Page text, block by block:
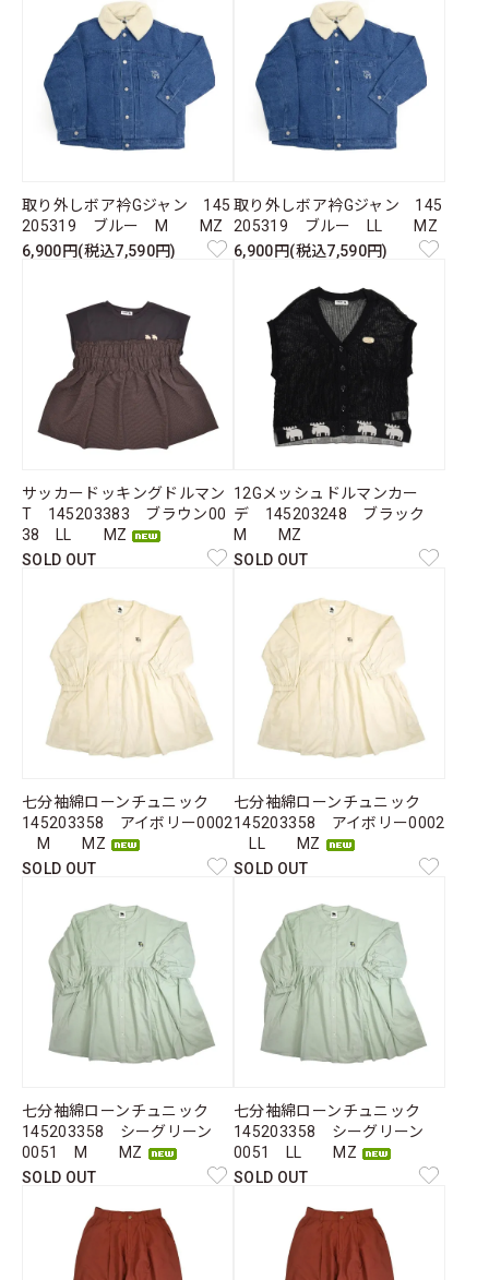
取り外しボア衿Gジャン 145
205319 ブルー M MZ
6,900円(税込7,590円)
取り外しボア衿Gジャン 145
205319 ブルー LL MZ
6,900円(税込7,590円)
サッカードッキングドルマン
T 145203383 ブラウン00
38 LL MZ
SOLD OUT
12Gメッシュドルマンカー
デ 145203248 ブラック
M MZ
SOLD OUT
七分袖綿ローンチュニック
145203358 アイボリー0002
M MZ
SOLD OUT
七分袖綿ローンチュニック
145203358 アイボリー0002
LL MZ
SOLD OUT
七分袖綿ローンチュニック
145203358 シーグリーン
0051 M MZ
SOLD OUT
七分袖綿ローンチュニック
145203358 シーグリーン
0051 LL MZ
SOLD OUT